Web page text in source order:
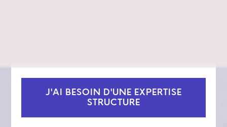
J'AI BESOIN D'UNE EXPERTISE
STRUCTURE